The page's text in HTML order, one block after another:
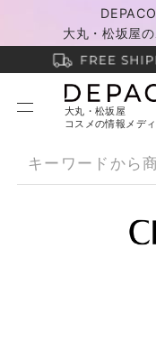
大丸・松坂屋
大丸・松坂屋
コスメの情報メデ